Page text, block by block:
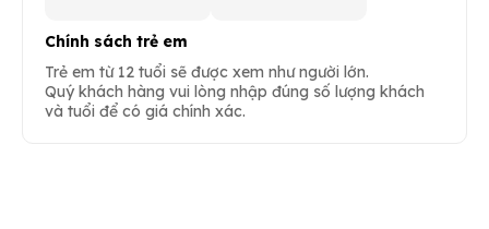
Chính sách trẻ em
Trẻ em từ 12 tuổi sẽ được xem như người lớn.
Quý khách hàng vui lòng nhập đúng số lượng khách
và tuổi để có giá chính xác.